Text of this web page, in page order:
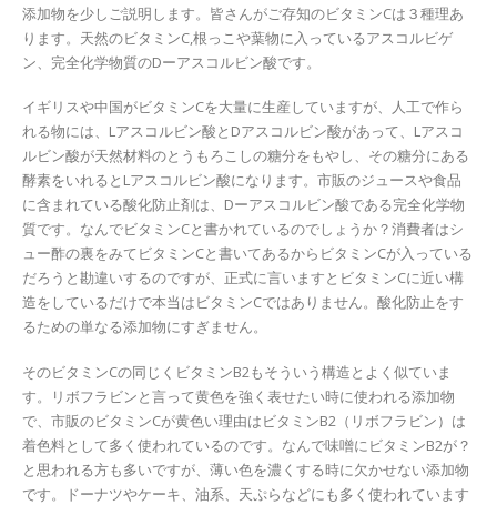
添加物を少しご説明します。皆さんがご存知のビタミンCは３種理あ
ります。天然のビタミンC,根っこや葉物に入っているアスコルビゲ
ン、完全化学物質のDーアスコルビン酸です。
イギリスや中国がビタミンCを大量に生産していますが、人工で作ら
れる物には、Lアスコルビン酸とDアスコルビン酸があって、Lアスコ
ルビン酸が天然材料のとうもろこしの糖分をもやし、その糖分にある
酵素をいれるとLアスコルビン酸になります。市販のジュースや食品
に含まれている酸化防止剤は、Dーアスコルビン酸である完全化学物
質です。なんでビタミンCと書かれているのでしょうか？消費者はシ
ュー酢の裏をみてビタミンCと書いてあるからビタミンCが入っている
だろうと勘違いするのですが、正式に言いますとビタミンCに近い構
造をしているだけで本当はビタミンCではありません。酸化防止をす
るための単なる添加物にすぎません。
そのビタミンCの同じくビタミンB2もそういう構造とよく似ていま
す。リボフラビンと言って黄色を強く表せたい時に使われる添加物
で、市販のビタミンCが黄色い理由はビタミンB2（リボフラビン）は
着色料として多く使われているのです。なんで味噌にビタミンB2が？
と思われる方も多いですが、薄い色を濃くする時に欠かせない添加物
です。ドーナツやケーキ、油系、天ぷらなどにも多く使われています